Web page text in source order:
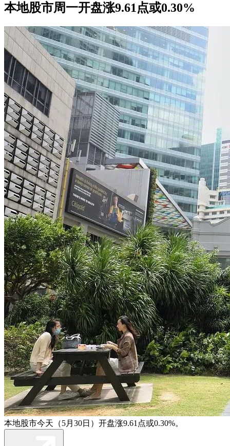
本地股市周一开盘涨9.61点或0.30%
本地股市今天（5月30日）开盘涨9.61点或0.30%。